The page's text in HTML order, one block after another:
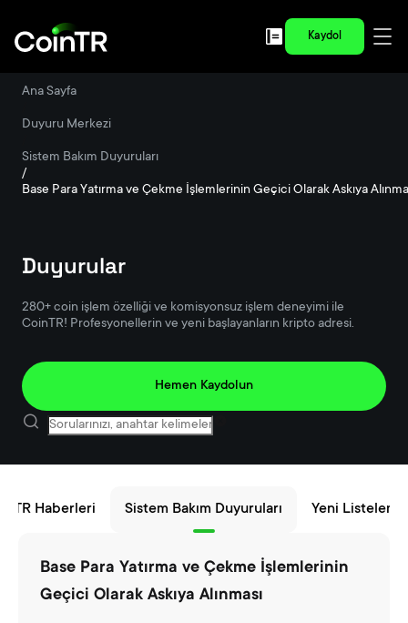
Kaydol
Ana Sayfa
Duyuru Merkezi
Sistem Bakım Duyuruları
/
Base Para Yatırma ve Çekme İşlemlerinin Geçici Olarak Askıya
Duyurular
280+ coin işlem özelliği ve komisyonsuz işlem deneyimi ile
CoinTR! Profesyonellerin ve yeni başlayanların kripto adresi.
Hemen Kaydolun
Haberleri Sistem Bakım Duyuruları Yeni
Base Para Yatırma ve Çekme İşlemlerinin
Geçici Olarak Askıya Alınması